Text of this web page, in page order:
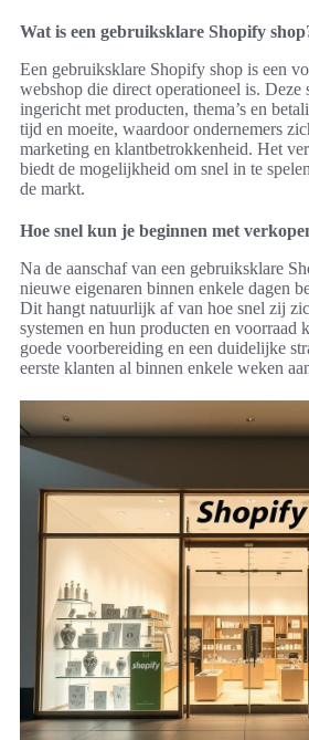
Wat is een gebruiksklare Shopify
Een gebruiksklare Shopify shop is een
webshop die direct operationeel is. Deze
ingericht met producten, thema’s en
tijd en moeite, waardoor ondernemers
marketing en klantbetrokkenheid. Het
biedt de mogelijkheid om snel in te
de markt.
Hoe snel kun je beginnen met
Na de aanschaf van een gebruiksklare
nieuwe eigenaren binnen enkele dagen
Dit hangt natuurlijk af van hoe snel zij
systemen en hun producten en voorraad
goede voorbereiding en een duidelijke
eerste klanten al binnen enkele weken